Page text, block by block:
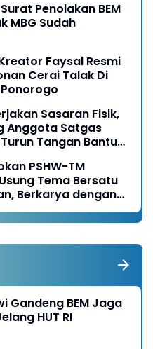
Surat Penolakan BEM
MBG Sudah
Faysal Resmi
Cerai Talak Di
Sasaran Fisik,
Anggota Satgas
Tangan Bantu
PSHW-TM
Tema Bersatu
Berkarya dengan
dengan
Gandeng BEM Jaga
HUT RI